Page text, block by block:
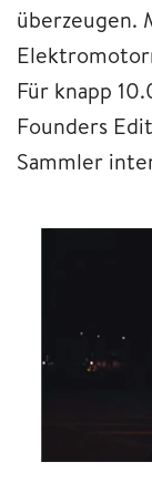
überzeugen.
Für knapp
Founders
Sammler